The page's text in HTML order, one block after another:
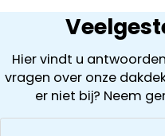
Hier vindt u
vragen over onze
er niet bij? Neem